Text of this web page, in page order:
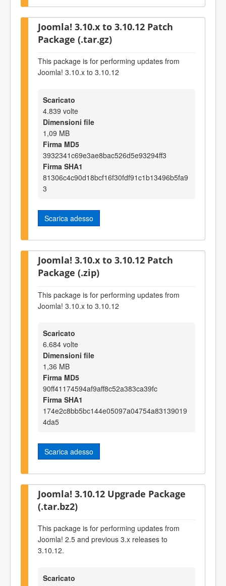
Joomla! 3.10.x to 3.10.12 Patch
Package (.tar.gz)
This package is for performing updates from
Joomla! 3.10.x to 3.10.12
Scaricato
4.839 volte
Dimensioni file
1,09 MB
Firma MD5
3932341c69e3ae8bac526d5e93294ff3
Firma SHA1
81306c4c90d18bcf16f30fdf91c1b13496b5fa9
3
Scarica adesso
Joomla! 3.10.x to 3.10.12 Patch
Package (.zip)
This package is for performing updates from
Joomla! 3.10.x to 3.10.12
Scaricato
6.684 volte
Dimensioni file
1,36 MB
Firma MD5
90ff41174594af9aff8c52a383ca39fc
Firma SHA1
174e2c8bb5bc144e05097a04754a83139019
4da5
Scarica adesso
Joomla! 3.10.12 Upgrade Package
(.tar.bz2)
This package is for performing updates from
Joomla! 2.5 and previous 3.x releases to
3.10.12.
Scaricato